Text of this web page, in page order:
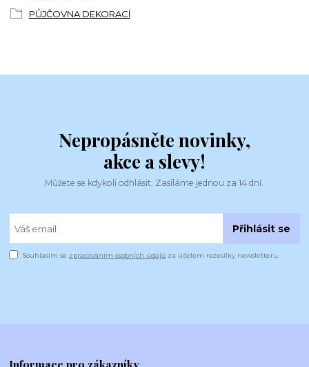
PŮJČOVNA DEKORACÍ
Nepropásněte novinky,
akce a slevy!
Můžete se kdykoli odhlásit. Zasíláme jednou za 14 dní.
Přihlásit se
Souhlasím se zpracováním osobních údajů za účelem rozesílky newsletteru.
Informace pro zákazníky